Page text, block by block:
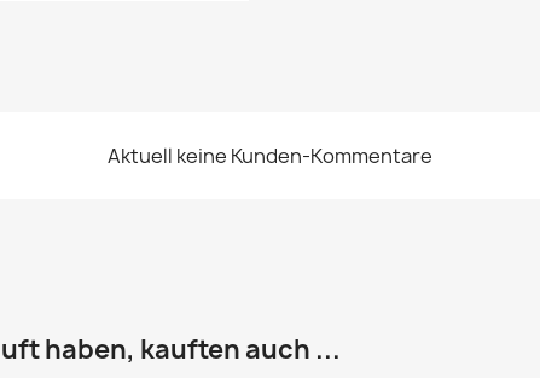
Aktuell keine Kunden-Kommentare
haben, kauften auch ...